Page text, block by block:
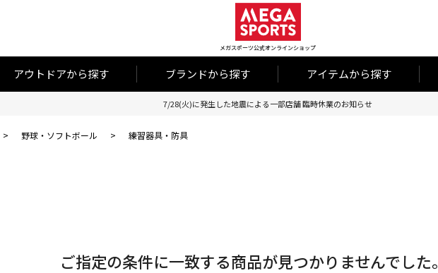
メガスポーツ公式オンラインショップ
アウトドアから探す ブランドから探す アイテムから探す
7/28(火)に発生した地震による一部店舗 臨時休業のお知らせ
> 野球・ソフトボール > 練習器具・防具
ご指定の条件に一致する商品が見つかりませんでした。